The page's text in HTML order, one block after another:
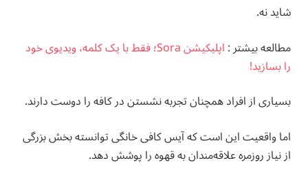
شاید نه.
مطالعه بيشتر :
اپلیکیشن Sora؛ فقط با یک کلمه، ویدیوی خود
را بسازید!
بسیاری از افراد همچنان تجربه نشستن در کافه را دوست دارند.
اما واقعیت این است که آیس کافی خانگی توانسته بخش بزرگی
از نیاز روزمره علاقه‌مندان به قهوه را پوشش دهد.